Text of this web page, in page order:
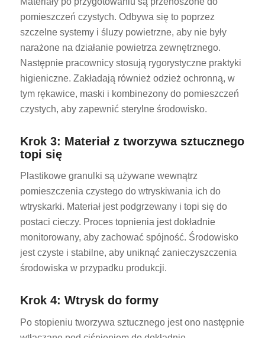
pomieszczeń czystych. Odbywa się to poprzez
szczelne systemy i śluzy powietrzne, aby nie były
narażone na działanie powietrza zewnętrznego.
Następnie pracownicy stosują rygorystyczne praktyki
higieniczne. Zakładają również odzież ochronną, w
tym rękawice, maski i kombinezony do pomieszczeń
czystych, aby zapewnić sterylne środowisko.
Krok 3: Materiał z tworzywa sztucznego
topi się
Plastikowe granulki są używane wewnątrz
pomieszczenia czystego do wtryskiwania ich do
wtryskarki. Materiał jest podgrzewany i topi się do
postaci cieczy. Proces topnienia jest dokładnie
monitorowany, aby zachować spójność. Środowisko
jest czyste i stabilne, aby uniknąć zanieczyszczenia
środowiska w przypadku produkcji.
Krok 4: Wtrysk do formy
Po stopieniu tworzywa sztucznego jest ono następnie